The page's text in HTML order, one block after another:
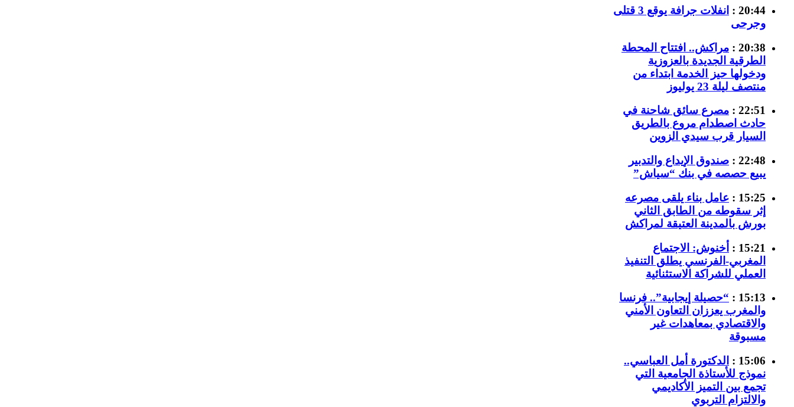
20:44 :
انفلات جرافة يوقع 3 قتلى
وجرحى
20:38 :
مراكش.. افتتاح المحطة
الطرقية الجديدة بالعزوزية
ودخولها حيز الخدمة ابتداء من
منتصف ليلة 23 يوليوز
22:51 :
مصرع سائق شاحنة في
حادث اصطدام مروع بالطريق
السيار قرب سيدي الزوين
22:48 :
صندوق الإيداع والتدبير
يبيع حصصه في بنك “سياش”
15:25 :
عامل بناء يلقى مصرعه
إثر سقوطه من الطابق الثاني
بورش بالمدينة العتيقة لمراكش
15:21 :
أخنوش: الاجتماع
المغربي-الفرنسي يطلق التنفيذ
العملي للشراكة الاستثنائية
15:13 :
“حصيلة إيجابية”.. فرنسا
والمغرب يعززان التعاون الأمني
والاقتصادي بمعاهدات غير
مسبوقة
15:06 :
الدكتورة أمل العباسي..
نموذج للأستاذة الجامعية التي
تجمع بين التميز الأكاديمي
والالتزام التربوي